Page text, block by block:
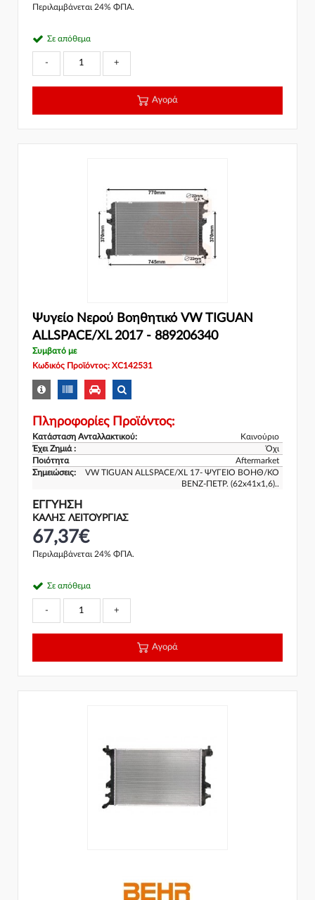
Περιλαμβάνεται 24% ΦΠΑ.
Σε απόθεμα
- +
Αγορά
Ψυγείο Νερού Βοηθητικό VW TIGUAN
ALLSPACE/XL 2017 - 889206340
Συμβατό με
Κωδικός Προϊόντος: XC142531
Πληροφορίες Προϊόντος:
Κατάσταση Ανταλλακτικού:
Καινούριο
Έχει Ζημιά :
Όχι
Ποιότητα
Aftermarket
Σημειώσεις:
VW TIGUAN ALLSPACE/XL 17- ΨΥΓΕΙΟ ΒΟΗΘ/ΚΟ
ΒΕΝΖ-ΠΕΤΡ. (62x41x1,6)..
ΕΓΓΎΗΣΗ
ΚΑΛΗΣ ΛΕΙΤΟΥΡΓΙΑΣ
67,37€
Περιλαμβάνεται 24% ΦΠΑ.
Σε απόθεμα
- +
Αγορά